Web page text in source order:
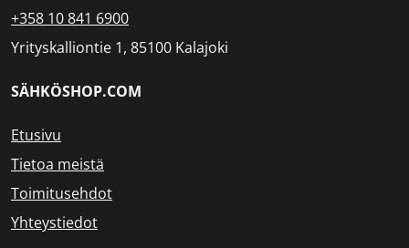
+358 10 841 6900
Yrityskalliontie 1, 85100 Kalajoki
SÄHKÖSHOP.COM
Etusivu
Tietoa meistä
Toimitusehdot
Yhteystiedot